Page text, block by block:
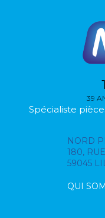
39
Spécialiste
NORD
180,
59045
QUI